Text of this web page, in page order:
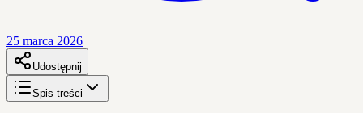
25 marca 2026
Udostępnij
Spis treści